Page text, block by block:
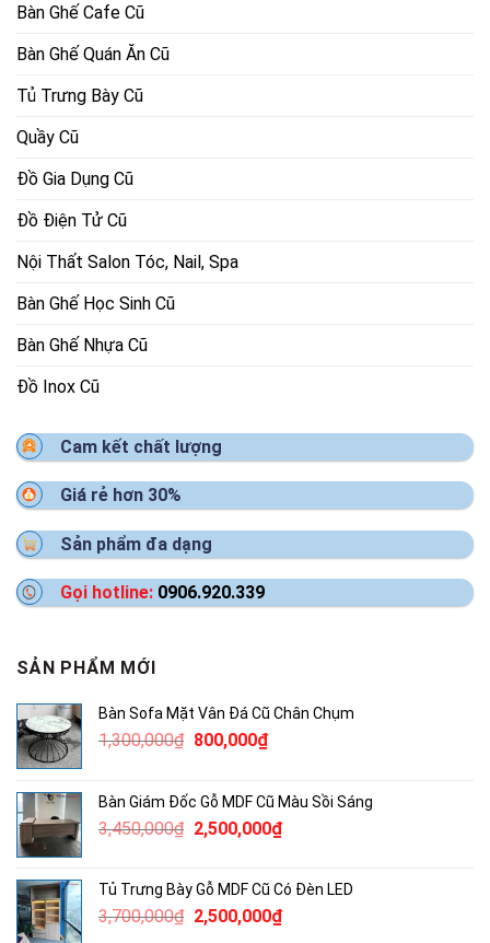
Bàn Ghế Cafe Cũ
Bàn Ghế Quán Ăn Cũ
Tủ Trưng Bày Cũ
Quầy Cũ
Đồ Gia Dụng Cũ
Đồ Điện Tử Cũ
Nội Thất Salon Tóc, Nail, Spa
Bàn Ghế Học Sinh Cũ
Bàn Ghế Nhựa Cũ
Đồ Inox Cũ
Cam kết chất lượng
Giá rẻ hơn 30%
Sản phẩm đa dạng
Gọi hotline: 0906.920.339
SẢN PHẨM MỚI
Bàn Sofa Mặt Vân Đá Cũ Chân Chụm
1,300,000₫ Giá
1,300,000₫.
800,000₫Giá
là:
800,000₫.
Bàn Giám Đốc Gỗ MDF Cũ Màu Sồi Sáng
3,450,000₫ Giá
3,450,000₫.
2,500,000₫Giá
là:
2,500,000₫.
Tủ Trưng Bày Gỗ MDF Cũ Có Đèn LED
3,700,000₫ Giá
2,500,000₫Giá